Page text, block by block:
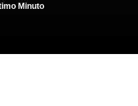
Minuto